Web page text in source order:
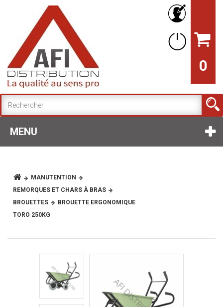
0
MENU
MANUTENTION
REMORQUES ET CHARS À BRAS
BROUETTES
BROUETTE ERGONOMIQUE
TORO 250KG